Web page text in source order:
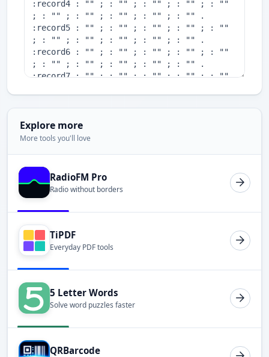
Explore more
More tools you'll love
RadioFM Pro
Radio without borders
TiPDF
Everyday PDF tools
5 Letter Words
Solve word puzzles faster
QRBarcode